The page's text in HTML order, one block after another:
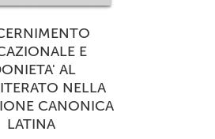
E
AL
NELLA
CANONICA
LATINA